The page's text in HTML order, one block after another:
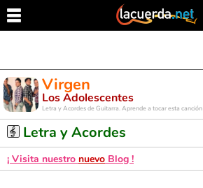
Virgen
Los Adolescentes
Letra y Acordes de Guitarra. Aprende a tocar esta canción
Letra y Acordes
¡ Visita nuestro nuevo Blog !